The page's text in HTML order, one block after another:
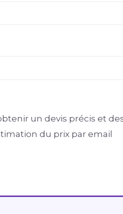
un devis précis et
du prix par email